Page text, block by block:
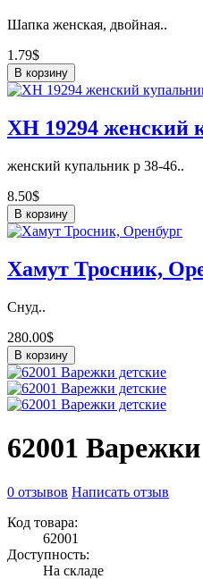
Шапка женская, двойная..
1.79$
В корзину
ХН 19294 женский
женский купальник р 38-46..
8.50$
В корзину
Хамут Тросник,
Снуд..
280.00$
В корзину
62001 Варежки
0 отзывов Написать отзыв
Код товара:
62001
Доступность:
На складе